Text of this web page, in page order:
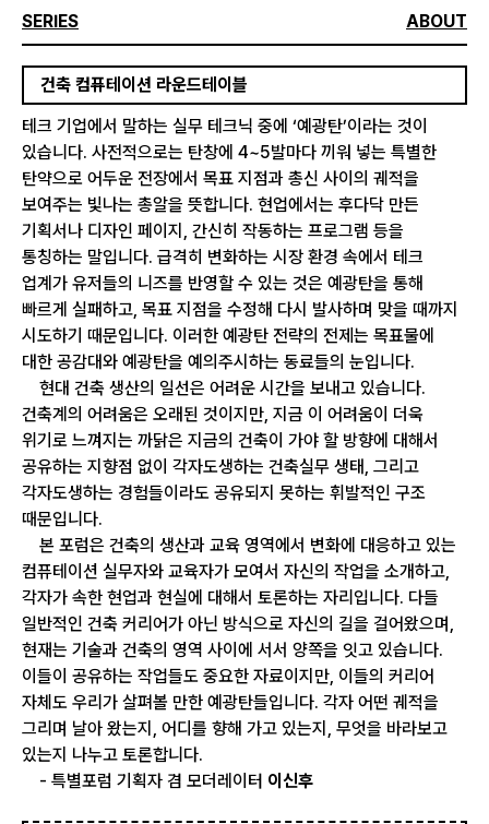
SERIES ABOUT
건축 컴퓨테이션 라운드테이블
테크 기업에서 말하는 실무 테크닉 중에 ‘예광탄’이라는 것이
있습니다. 사전적으로는 탄창에 4~5발마다 끼워 넣는 특별한
탄약으로 어두운 전장에서 목표 지점과 총신 사이의 궤적을
보여주는 빛나는 총알을 뜻합니다. 현업에서는 후다닥 만든
기획서나 디자인 페이지, 간신히 작동하는 프로그램 등을
통칭하는 말입니다. 급격히 변화하는 시장 환경 속에서 테크
업계가 유저들의 니즈를 반영할 수 있는 것은 예광탄을 통해
빠르게 실패하고, 목표 지점을 수정해 다시 발사하며 맞을 때까지
시도하기 때문입니다. 이러한 예광탄 전략의 전제는 목표물에
대한 공감대와 예광탄을 예의주시하는 동료들의 눈입니다.
현대 건축 생산의 일선은 어려운 시간을 보내고 있습니다.
건축계의 어려움은 오래된 것이지만, 지금 이 어려움이 더욱
위기로 느껴지는 까닭은 지금의 건축이 가야 할 방향에 대해서
공유하는 지향점 없이 각자도생하는 건축실무 생태, 그리고
각자도생하는 경험들이라도 공유되지 못하는 휘발적인 구조
때문입니다.
본 포럼은 건축의 생산과 교육 영역에서 변화에 대응하고 있는
컴퓨테이션 실무자와 교육자가 모여서 자신의 작업을 소개하고,
각자가 속한 현업과 현실에 대해서 토론하는 자리입니다. 다들
일반적인 건축 커리어가 아닌 방식으로 자신의 길을 걸어왔으며,
현재는 기술과 건축의 영역 사이에 서서 양쪽을 잇고 있습니다.
이들이 공유하는 작업들도 중요한 자료이지만, 이들의 커리어
자체도 우리가 살펴볼 만한 예광탄들입니다. 각자 어떤 궤적을
그리며 날아 왔는지, 어디를 향해 가고 있는지, 무엇을 바라보고
있는지 나누고 토론합니다.
- 특별포럼 기획자 겸 모더레이터 이신후